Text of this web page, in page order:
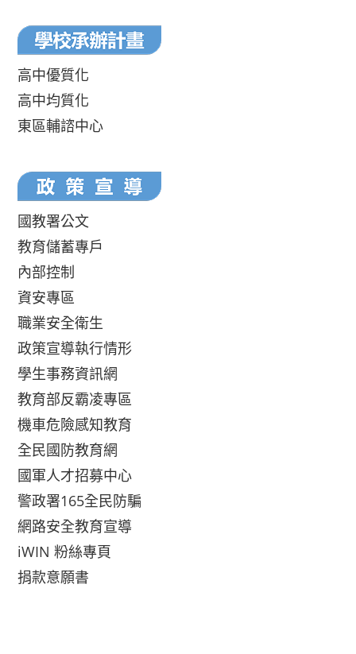
高中優質化
高中均質化
東區輔諮中心
國教署公文
教育儲蓄專戶
內部控制
資安專區
職業安全衛生
政策宣導執行情形
學生事務資訊網
教育部反霸凌專區
機車危險感知教育
全民國防教育網
國軍人才招募中心
警政署165全民防騙
網路安全教育宣導
iWIN 粉絲專頁
捐款意願書